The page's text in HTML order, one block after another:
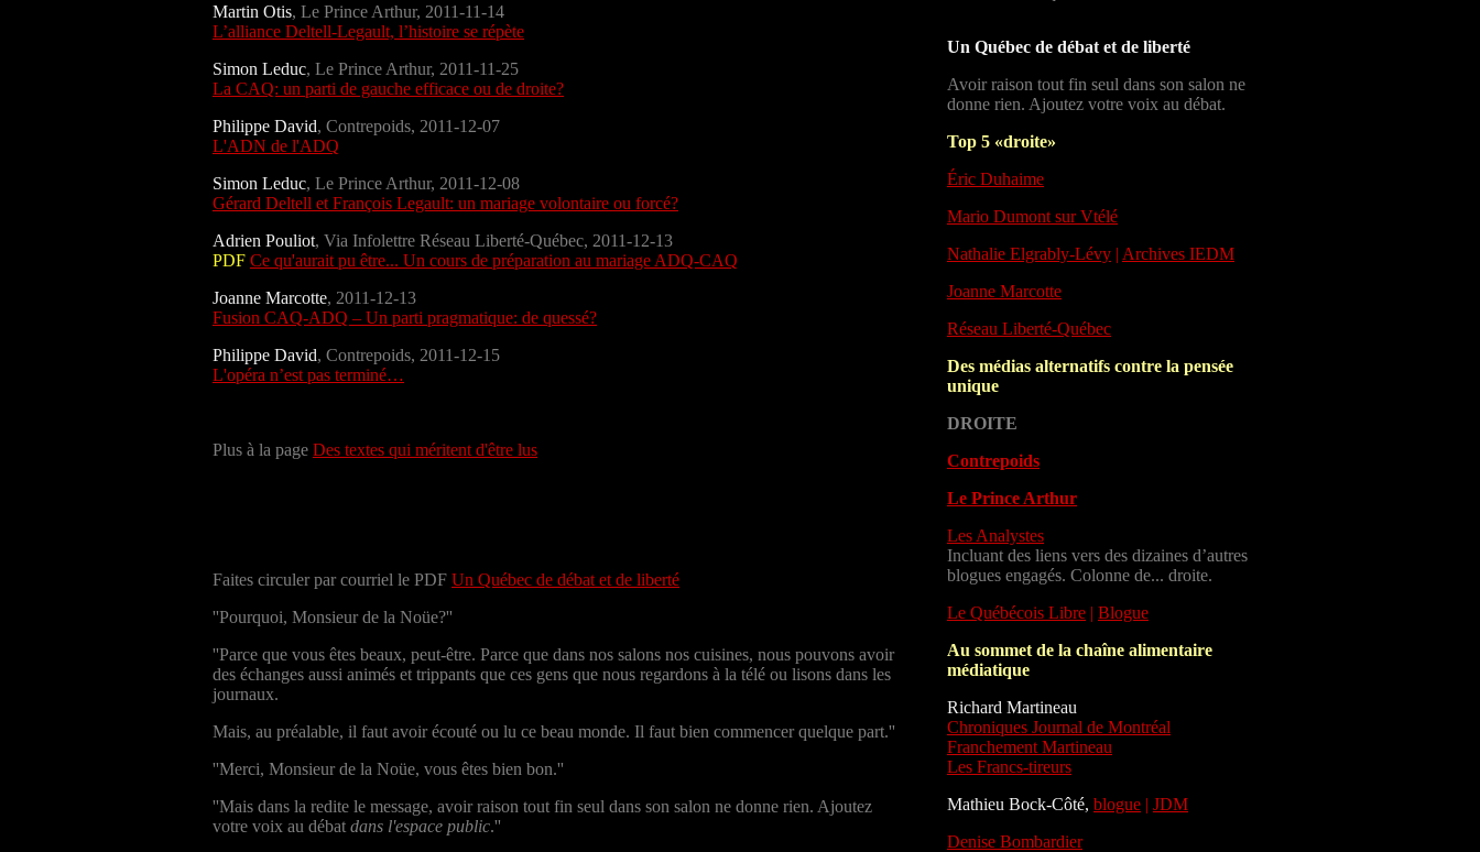
Martin Otis, Le Prince Arthur, 2011-11-14
L’alliance Deltell-Legault, l’histoire se répète
Simon Leduc, Le Prince Arthur, 2011-11-25
La CAQ: un parti de gauche efficace ou de droite?
Philippe David, Contrepoids, 2011-12-07
L'ADN de l'ADQ
Simon Leduc, Le Prince Arthur, 2011-12-08
Gérard Deltell et François Legault: un mariage volontaire ou forcé?
Adrien Pouliot, Via Infolettre Réseau Liberté-Québec, 2011-12-13
PDF Ce qu'aurait pu être... Un cours de préparation au mariage ADQ-CAQ
Joanne Marcotte, 2011-12-13
Fusion CAQ-ADQ – Un parti pragmatique: de quessé?
Philippe David, Contrepoids, 2011-12-15
L'opéra n’est pas terminé…
Plus à la page Des textes qui méritent d'être lus
Faites circuler par courriel le PDF Un Québec de débat et de liberté
''Pourquoi, Monsieur de la Noüe?''
''Parce que vous êtes beaux, peut-être. Parce que dans nos salons nos cuisines, nous pouvons avoir
des échanges aussi animés et trippants que ces gens que nous regardons à la télé ou lisons dans les
journaux.
Mais, au préalable, il faut avoir écouté ou lu ce beau monde. Il faut bien commencer quelque part.''
''Merci, Monsieur de la Noüe, vous êtes bien bon.''
''Mais dans la redite le message, avoir raison tout fin seul dans son salon ne donne rien. Ajoutez
votre voix au débat dans l'espace public.''
Un Québec de débat et de liberté
Avoir raison tout fin seul dans son salon ne
donne rien. Ajoutez votre voix au débat.
Top 5 «droite»
Éric Duhaime
Mario Dumont sur Vtélé
Nathalie Elgrably-Lévy | Archives IEDM
Joanne Marcotte
Réseau Liberté-Québec
Des médias alternatifs contre la pensée
unique
DROITE
Contrepoids
Le Prince Arthur
Les Analystes
Incluant des liens vers des dizaines d’autres
blogues engagés. Colonne de... droite.
Le Québécois Libre | Blogue
Au sommet de la chaîne alimentaire
médiatique
Richard Martineau
Chroniques Journal de Montréal
Franchement Martineau
Les Francs-tireurs
Mathieu Bock-Côté, blogue | JDM
Denise Bombardier